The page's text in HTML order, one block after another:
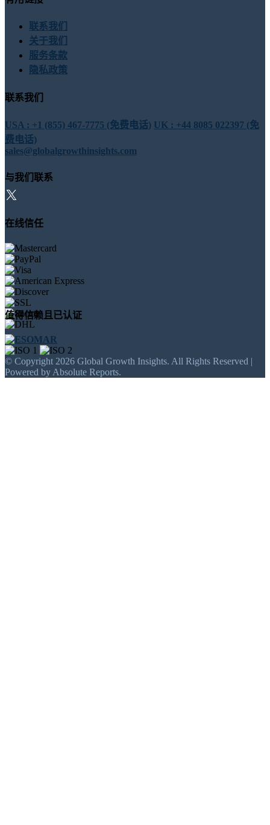
联系我们
关于我们
服务条款
隐私政策
联系我们
USA : +1 (855) 467-7775 (免费电话) UK : +44 8085 022397 (免
费电话)
sales@globalgrowthinsights.com
与我们联系
在线信任
值得信赖且已认证
© Copyright 2026 Global Growth Insights. All Rights Reserved |
Powered by Absolute Reports.